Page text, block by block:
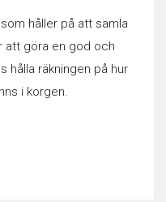
håller på att samla
att göra en god och
hålla räkningen på hur
i korgen.